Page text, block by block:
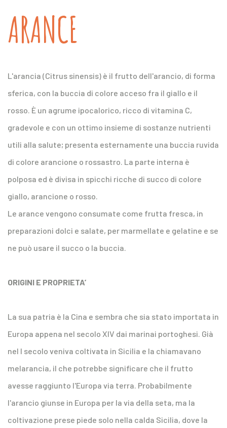
ARANCE
L'arancia (Citrus sinensis) è il frutto dell'arancio, di forma
sferica, con la buccia di colore acceso fra il giallo e il
rosso. È un agrume ipocalorico, ricco di vitamina C,
gradevole e con un ottimo insieme di sostanze nutrienti
utili alla salute; presenta esternamente una buccia ruvida
di colore arancione o rossastro. La parte interna è
polposa ed è divisa in spicchi ricche di succo di colore
giallo, arancione o rosso.
Le arance vengono consumate come frutta fresca, in
preparazioni dolci e salate, per marmellate e gelatine e se
ne può usare il succo o la buccia.
ORIGINI E PROPRIETA’
La sua patria è la Cina e sembra che sia stato importata in
Europa appena nel secolo XIV dai marinai portoghesi. Già
nel I secolo veniva coltivata in Sicilia e la chiamavano
melarancia, il che potrebbe significare che il frutto
avesse raggiunto l'Europa via terra. Probabilmente
l'arancio giunse in Europa per la via della seta, ma la
coltivazione prese piede solo nella calda Sicilia, dove la